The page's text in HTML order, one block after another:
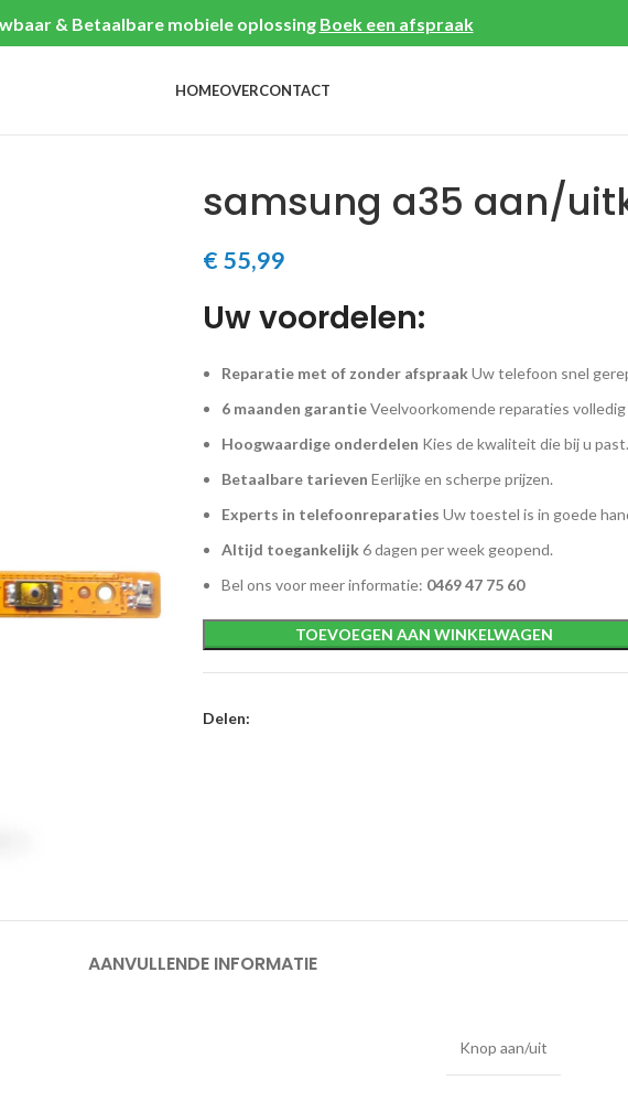
& Betaalbare mobiele oplossing Boek een afspraak
HOMEOVERCONTACT
samsung a35 aan/
€ 55,99
Uw voordelen:
Reparatie met of zonder afspraakUw telefoon snel
6 maanden garantieVeelvoorkomende reparaties
Hoogwaardige onderdelen Kies de kwaliteit die bij u past.
Betaalbare tarieven Eerlijke en scherpe prijzen.
Experts in telefoonreparaties Uw toestel is in goede
Altijd toegankelijk6 dagen per week geopend.
Bel ons voor meer informatie: 0469 47 75 60
TOEVOEGEN AAN WINKELWAGEN
Delen:
AANVULLENDE INFORMATIE
Knop aan/uit